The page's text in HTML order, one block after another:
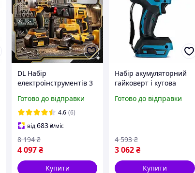
DL Набір
електроінструментів 3
акумуляторний
Перфоратор Гайковерт
Болгарка КШМ для
будівництва HL
Готово до відправки
4.6 (6)
від683₴/міс
4 097₴
8 194 ₴
Купити
Набір акумуляторний
гайковерт і кутова
двома батареями для
Готово до відправки
3 062₴
4 593 ₴
Купити